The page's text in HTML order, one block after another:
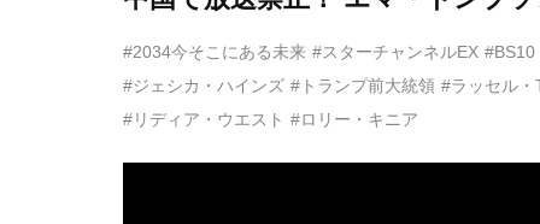
#2034今そこにある未来 #スターチャンネルEX #BS10
#ジェシカ・ハインズ #トランプ前大統領 #ラッセル
#リディア・ウエスト #ロリー・キニア